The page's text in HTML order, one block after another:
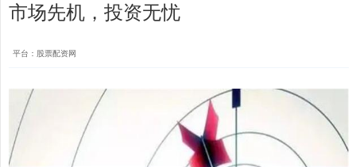
市场先机，投资无忧
平台：股票配资网